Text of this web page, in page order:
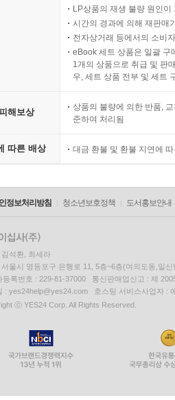
LP상품의 재생 불량 원인
시간의 경과에 의해 재판매
전자상거래 등에서의 소비
eBook 세트 상품은 일괄 구
1개의 상품으로 취급 및 판
우, 세트 상품 전부 및 세트
해보상
상품의 불량에 의한 반품,
준하여 처리됨
따른 배상 대금 환불 및 환불 지연에
정보처리방침 청소년보호정책 도서홍보안내
석환, 최세라
서울시 영등포구 은행로 11, 5층~6층(여의도동,일신
등록번호 : 229-81-37000 통신판매업신고 : 제
: yes24help@yes24.com 호스팅 서비스사업자 :
ⓒ YES24 Corp. All Rights Reserved.